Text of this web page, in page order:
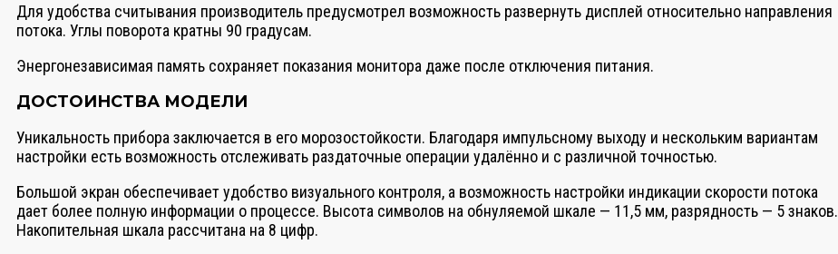
Для удобства считывания производитель предусмотрел возможность развернуть дисплей относительно направления
потока. Углы поворота кратны 90 градусам.
Энергонезависимая память сохраняет показания монитора даже после отключения питания.
ДОСТОИНСТВА МОДЕЛИ
Уникальность прибора заключается в его морозостойкости. Благодаря импульсному выходу и нескольким вариантам
настройки есть возможность отслеживать раздаточные операции удалённо и с различной точностью.
Большой экран обеспечивает удобство визуального контроля, а возможность настройки индикации скорости потока
дает более полную информации о процессе. Высота символов на обнуляемой шкале — 11,5 мм, разрядность — 5 знаков.
Накопительная шкала рассчитана на 8 цифр.